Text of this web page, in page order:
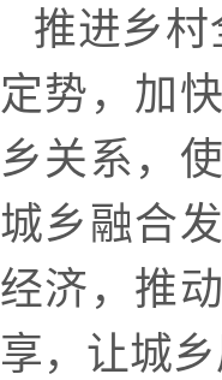
推进乡村
定势，加
乡关系，
城乡融合
经济，推
享，让城